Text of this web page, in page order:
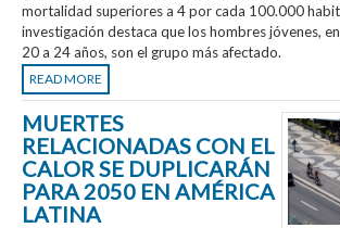
mortalidad superiores a 4 por cada 100.000
investigación destaca que los hombres jóvenes,
20 a 24 años, son el grupo más afectado.
READ MORE
MUERTES
RELACIONADAS CON EL
CALOR SE DUPLICARÁN
PARA 2050 EN AMÉRICA
LATINA